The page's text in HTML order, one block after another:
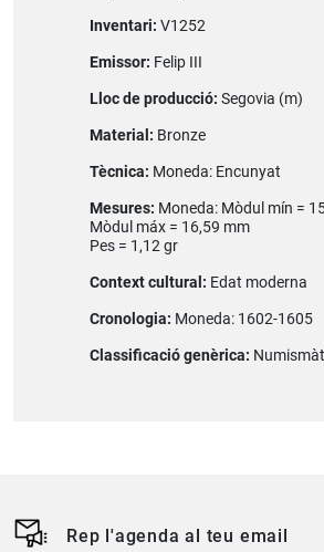
Inventari: V1252
Emissor: Felip III
Lloc de producció: Segovia (m)
Material: Bronze
Tècnica: Moneda: Encunyat
Mesures: Moneda: Mòdul mín =
Mòdul máx = 16,59 mm
Pes = 1,12 gr
Context cultural: Edat moderna
Cronologia: Moneda: 1602-1605
Classificació genèrica:
Rep l'agenda al teu email